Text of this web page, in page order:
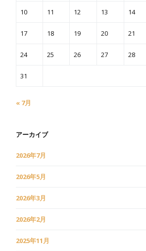
10 11 12 13 14
17 18 19 20 21
24 25 26 27 28
31
« 7月
アーカイブ
2026年7月
2026年5月
2026年3月
2026年2月
2025年11月